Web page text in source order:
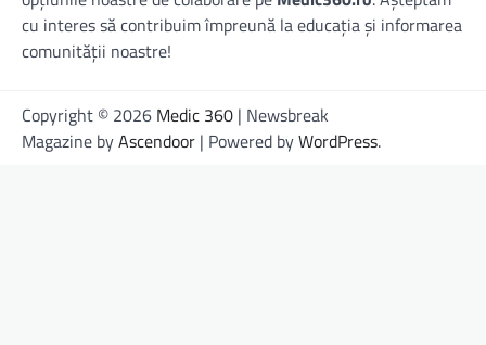
cu interes să contribuim împreună la educația și informarea
comunității noastre!
Copyright © 2026 Medic 360 | Newsbreak
Magazine byAscendoor | Powered byWordPress.